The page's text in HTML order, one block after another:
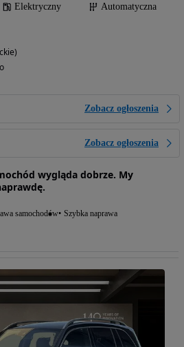
Elektryczny
Automatyczna
Zobacz ogłoszenia
Zobacz ogłoszenia
wygląda dobrze. My
samochodów Szybka naprawa